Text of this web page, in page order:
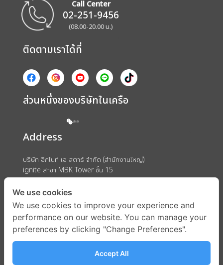
Call Center
02-251-9456
(08.00-20.00 น.)
ติดตามเราได้ที่
ส่วนหนึ่งของบริษัทในเครือ
Address
บริษัท อิกไนท์ เอ สตาร์ จำกัด (สำนักงานใหญ่)
ignite สาขา MBK Tower ชั้น 15
ถนนพญาไท แขวงวังใหม่ เขตปทุมวัน กรุงเทพมหานคร 10330
We use cookies
We use cookies to improve your experience and
performance on our website. You can manage your
preferences by clicking "Change Preferences".
Accept All